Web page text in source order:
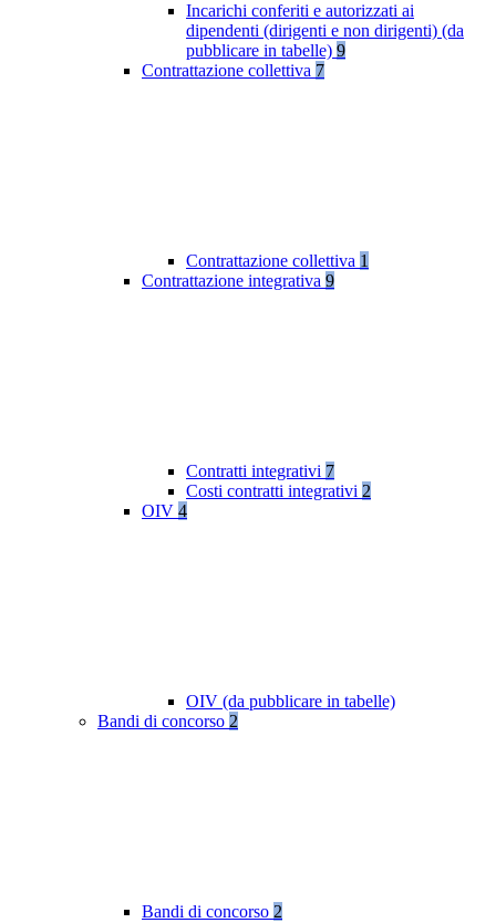
Incarichi conferiti e autorizzati ai
dipendenti (dirigenti e non dirigenti) (da
pubblicare in tabelle) 9
Contrattazione collettiva 7
Contrattazione collettiva 1
Contrattazione integrativa 9
Contratti integrativi 7
Costi contratti integrativi 2
OIV 4
OIV (da pubblicare in tabelle)
Bandi di concorso 2
Bandi di concorso 2